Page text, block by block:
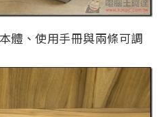
體、使用手冊與兩條可調